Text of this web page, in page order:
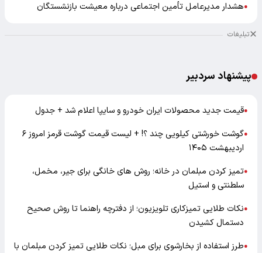
●هشدار مدیرعامل تأمین اجتماعی درباره معیشت بازنشستگان
تبلیغات
پیشنهاد سردبیر
●قیمت جدید محصولات ایران خودرو و سایپا اعلام شد + جدول
●
گوشت خورشتی کیلویی چند ؟! + لیست قیمت گوشت قرمز امروز ۶
اردیبهشت ۱۴۰۵
●تمیز کردن مبلمان در خانه؛ روش های خانگی برای جیر، مخمل،
سلطنتی و استیل
●نکات طلایی تمیزکاری تلویزیون؛ از دفترچه راهنما تا روش صحیح
دستمال کشیدن
●طرز استفاده از بخارشوی برای مبل؛ نکات طلایی تمیز کردن مبلمان با